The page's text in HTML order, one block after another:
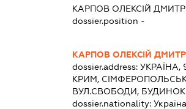
КАРПОВ ОЛЕКСІЙ
dossier.position -
КАРПОВ ОЛЕКСІЙ
dossier.address: УКРАЇНА,
КРИМ,
ВУЛ.СВОБОДИ, БУДИНОК
dossier.nationality: Україна